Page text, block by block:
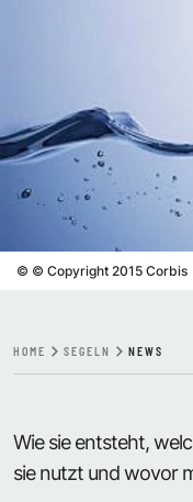
© © Copyright 2015 Corbis
HOME SEGELN NEWS
Wie sie entsteht,
sie nutzt und wovor